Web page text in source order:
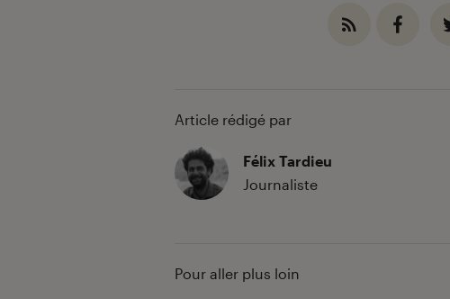
Article rédigé par
Félix Tardieu
Journaliste
Pour aller plus loin